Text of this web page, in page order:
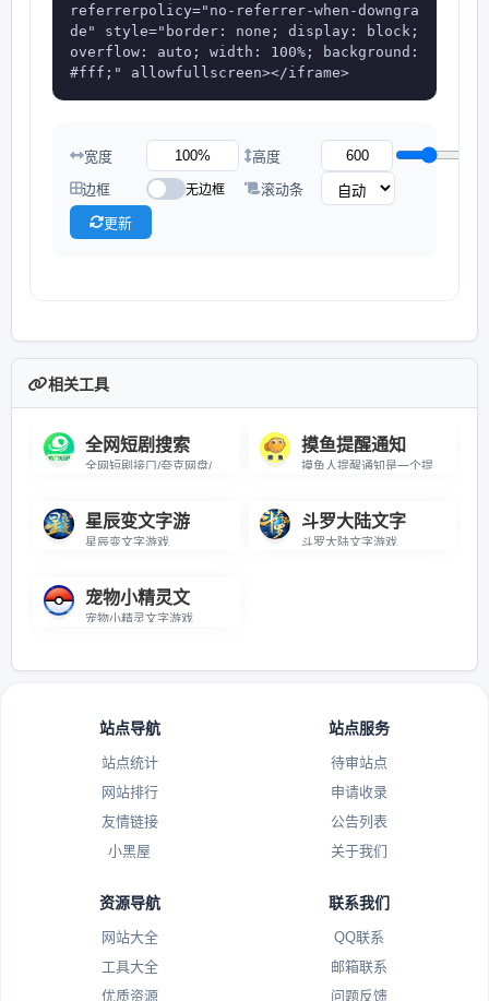
referrerpolicy="no-referrer-when-downgra
de" style="border: none; display: block;
overflow: auto; width: 100%; background:
#fff;" allowfullscreen></iframe>
宽度
高度
边框
无边框 滚动条
更新
相关工具
全网短剧搜索
全网短剧接口/夸克网盘/基本上所有的都能...
摸鱼提醒通知
摸鱼人提醒通知是一个提供“摸鱼”提示和建...
星辰变文字游
星辰变文字游戏
斗罗大陆文字
斗罗大陆文字游戏
宠物小精灵文
宠物小精灵文字游戏
站点导航
站点统计
网站排行
友情链接
小黑屋
站点服务
待审站点
申请收录
公告列表
关于我们
资源导航
网站大全
工具大全
优质资源
联系我们
QQ联系
邮箱联系
问题反馈